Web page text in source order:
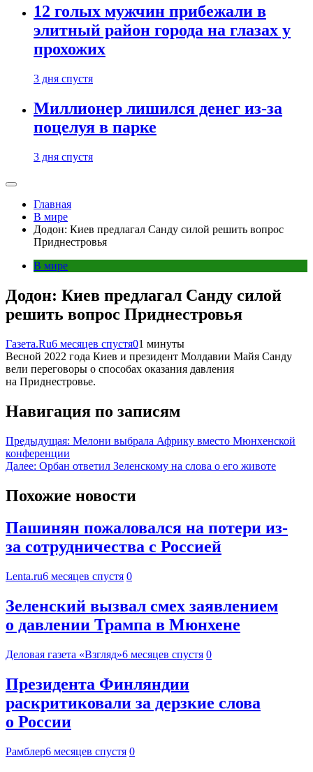
12 голых мужчин прибежали в
элитный район города на глазах у
прохожих
3 дня спустя
Миллионер лишился денег из-за
поцелуя в парке
3 дня спустя
Главная
В мире
Додон: Киев предлагал Санду силой решить вопрос
Приднестровья
В мире
Додон: Киев предлагал Санду силой
решить вопрос Приднестровья
Газета.Ru6 месяцев спустя01 минуты
Весной 2022 года Киев и президент Молдавии Майя Санду
вели переговоры о способах оказания давления
на Приднестровье.
Навигация по записям
Предыдущая: Мелони выбрала Африку вместо Мюнхенской
конференции
Далее: Орбан ответил Зеленскому на слова о его животе
Похожие новости
Пашинян пожаловался на потери из-
за сотрудничества с Россией
Lenta.ru6 месяцев спустя 0
Зеленский вызвал смех заявлением
о давлении Трампа в Мюнхене
Деловая газета «Взгляд»6 месяцев спустя 0
Президента Финляндии
раскритиковали за дерзкие слова
о России
Рамблер6 месяцев спустя 0